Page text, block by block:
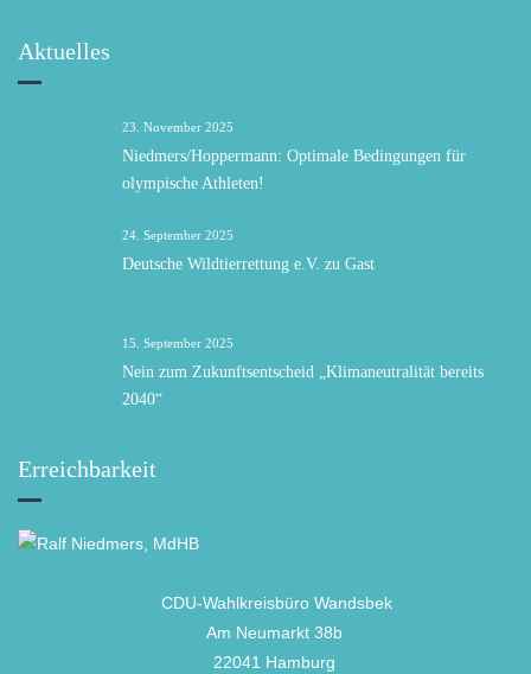
Aktuelles
23. November 2025
Niedmers/Hoppermann: Optimale Bedingungen für
olympische Athleten!
24. September 2025
Deutsche Wildtierrettung e.V. zu Gast
15. September 2025
Nein zum Zukunftsentscheid „Klimaneutralität bereits
2040“
Erreichbarkeit
CDU-Wahlkreisbüro Wandsbek
Am Neumarkt 38b
22041 Hamburg